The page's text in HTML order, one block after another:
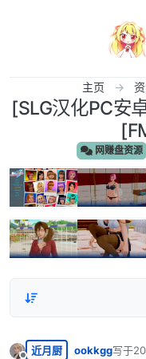
主页
[SLG汉化PC安
网赚盘资源
近月厨 ookkgg写于